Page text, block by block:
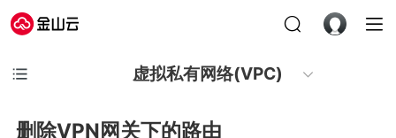
虚拟私有网络(VPC)
删除VPN网关下的路由